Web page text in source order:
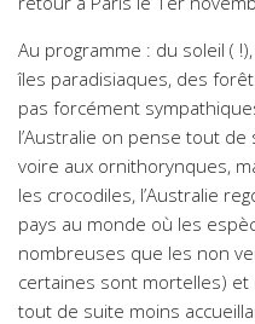
Au programme : du soleil (
îles paradisiaques, des
pas forcément
l’Australie on pense tout
voire aux ornithorynques,
les crocodiles, l’Australie
pays au monde où les
nombreuses que les non
certaines sont mortelles)
tout de suite moins